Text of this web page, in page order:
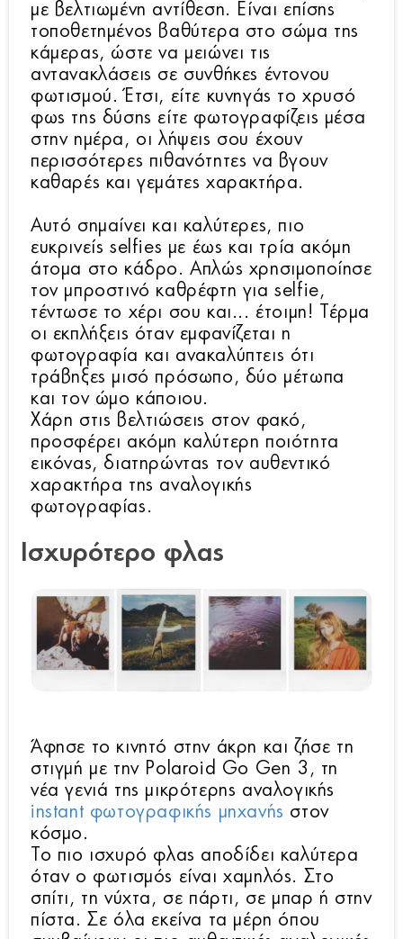
με βελτιωμένη αντίθεση. Είναι επίσης
τοποθετημένος βαθύτερα στο σώμα της
κάμερας, ώστε να μειώνει τις
αντανακλάσεις σε συνθήκες έντονου
φωτισμού. Έτσι, είτε κυνηγάς το χρυσό
φως της δύσης είτε φωτογραφίζεις μέσα
στην ημέρα, οι λήψεις σου έχουν
περισσότερες πιθανότητες να βγουν
καθαρές και γεμάτες χαρακτήρα.
Αυτό σημαίνει και καλύτερες, πιο
ευκρινείς selfies με έως και τρία ακόμη
άτομα στο κάδρο. Απλώς χρησιμοποίησε
τον μπροστινό καθρέφτη για selfie,
τέντωσε το χέρι σου και... έτοιμη! Τέρμα
οι εκπλήξεις όταν εμφανίζεται η
φωτογραφία και ανακαλύπτεις ότι
τράβηξες μισό πρόσωπο, δύο μέτωπα
και τον ώμο κάποιου.
Χάρη στις βελτιώσεις στον φακό,
προσφέρει ακόμη καλύτερη ποιότητα
εικόνας, διατηρώντας τον αυθεντικό
χαρακτήρα της αναλογικής
φωτογραφίας.
Ισχυρότερο φλας
Άφησε το κινητό στην άκρη και ζήσε τη
στιγμή με την Polaroid Go Gen 3, τη
νέα γενιά της μικρότερης αναλογικής
instant φωτογραφικής μηχανής στον
κόσμο.
Το πιο ισχυρό φλας αποδίδει καλύτερα
όταν ο φωτισμός είναι χαμηλός. Στο
σπίτι, τη νύχτα, σε πάρτι, σε μπαρ ή στην
πίστα. Σε όλα εκείνα τα μέρη όπου